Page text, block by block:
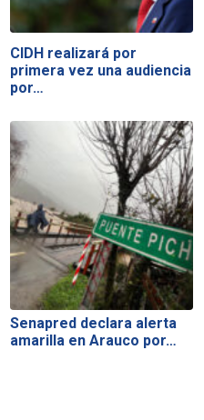
CIDH realizará por
primera vez una audiencia
por…
Senapred declara alerta
amarilla en Arauco por…